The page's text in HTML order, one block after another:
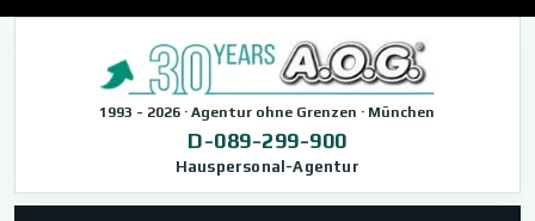
1993 - 2026 · Agentur ohne Grenzen · München
D-089-299-900
Hauspersonal-Agentur